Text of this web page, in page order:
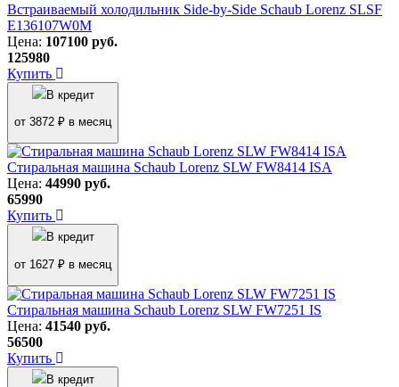
Встраиваемый холодильник Side-by-Side Schaub Lorenz SLSF
E136107W0M
Цена: 107100 руб.
125980
Купить
В кредит
от 3872 ₽ в месяц
Стиральная машина Schaub Lorenz SLW FW8414 ISA
Цена: 44990 руб.
65990
Купить
В кредит
от 1627 ₽ в месяц
Стиральная машина Schaub Lorenz SLW FW7251 IS
Цена: 41540 руб.
56500
Купить
В кредит